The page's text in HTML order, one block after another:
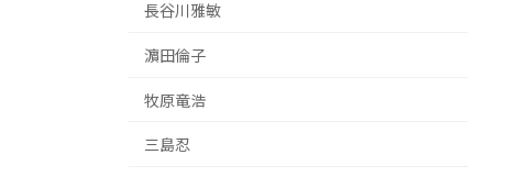
長谷川雅敏
濵田倫子
牧原竜浩
三島忍